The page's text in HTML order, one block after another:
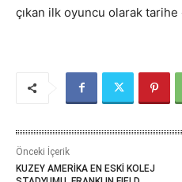
çıkan ilk oyuncu olarak tarihe
Önceki İçerik
KUZEY AMERİKA EN ESKİ KOLEJ